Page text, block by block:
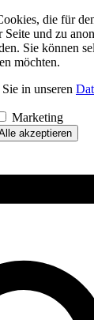
die für
Seite und zu
Sie können
möchten.
in unseren
Marketing
akzeptieren